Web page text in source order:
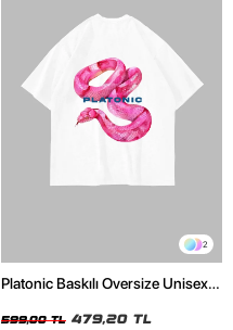
2
Platonic Baskılı Oversize Unisex
599,00 TL 479,20 TL